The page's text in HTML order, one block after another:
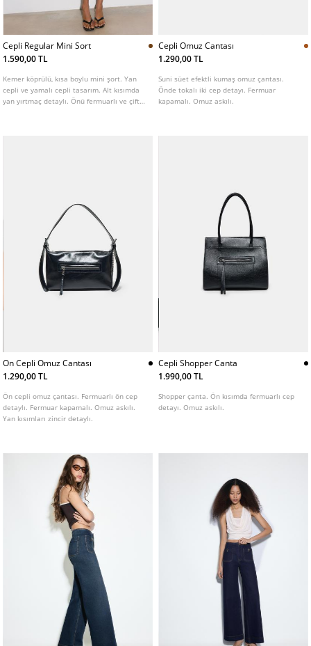
Cepli Regular Mini Sort
1.590,00 TL
Kemer köprülü, kısa boylu mini şort. Yan
cepli ve yamalı cepli tasarım. Alt kısımda
yan yırtmaç detaylı. Önü fermuarlı ve çift
Cepli Omuz Cantası
1.290,00 TL
Suni süet efektli kumaş omuz çantası.
Önde tokalı iki cep detayı. Fermuar
kapamalı. Omuz askılı.
On Cepli Omuz Cantası
1.290,00 TL
Ön cepli omuz çantası. Fermuarlı ön cep
detaylı. Fermuar kapamalı. Omuz askılı.
Yan kısımları zincir detaylı.
Cepli Shopper Canta
1.990,00 TL
Shopper çanta. Ön kısımda fermuarlı cep
detayı. Omuz askılı.